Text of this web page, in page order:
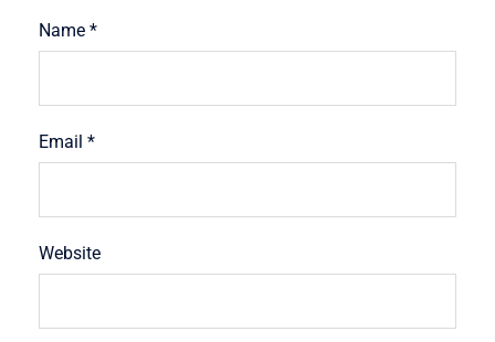
Name *
Email *
Website